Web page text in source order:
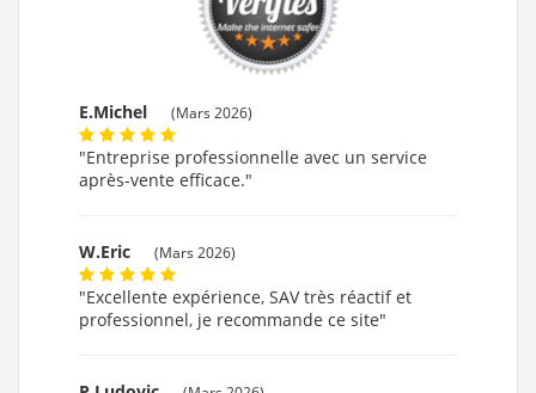
E.Michel (Mars 2026)
"Entreprise professionnelle avec un service
après-vente efficace."
W.Eric (Mars 2026)
"Excellente expérience, SAV très réactif et
professionnel, je recommande ce site"